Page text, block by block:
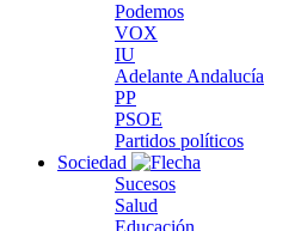
Podemos
VOX
IU
Adelante Andalucía
PP
PSOE
Partidos políticos
Sociedad
Sucesos
Salud